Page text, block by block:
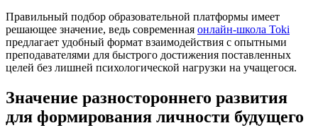
Правильный подбор образовательной платформы имеет
решающее значение, ведь современная онлайн-школа Toki
предлагает удобный формат взаимодействия с опытными
преподавателями для быстрого достижения поставленных
целей без лишней психологической нагрузки на учащегося.
Значение разностороннего развития
для формирования личности будущего